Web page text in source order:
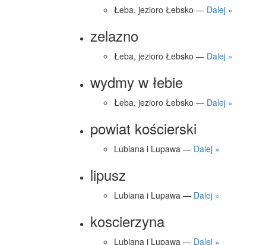
Łeba, jezioro Łebsko — Dalej »
zelazno
Łeba, jezioro Łebsko — Dalej »
wydmy w łebie
Łeba, jezioro Łebsko — Dalej »
powiat kościerski
Lubiana i Lupawa — Dalej »
lipusz
Lubiana i Lupawa — Dalej »
koscierzyna
Lubiana i Lupawa — Dalej »